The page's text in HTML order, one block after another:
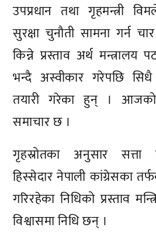
उपप्रधान तथा गृहमन्त्री
सुरक्षा चुनौती सामना गर्न
किन्ने प्रस्ताव अर्थ मन्त्रालय
भन्दै अस्वीकार गरेपछि सिधै
तयारी गरेका हुन् ।
समाचार छ ।
गृहस्रोतका अनुसार सत्ता
हिस्सेदार नेपाली कांग्रेसका
गरिरहेका निधिको प्रस्ताव
विश्वासमा निधि छन् ।